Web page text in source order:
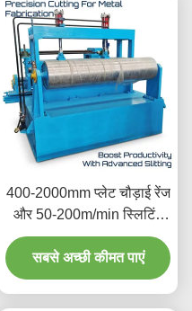
400-2000mm प्लेट चौड़ाई रेंज
और 50-200m/min स्लिटिंग
स्पीड रेंज के साथ स्टील कॉइल
स्लीटर मशीन सटीक धातु कॉइल
स्लिटिंग के लिए
सबसे अच्छी कीमत पाएं